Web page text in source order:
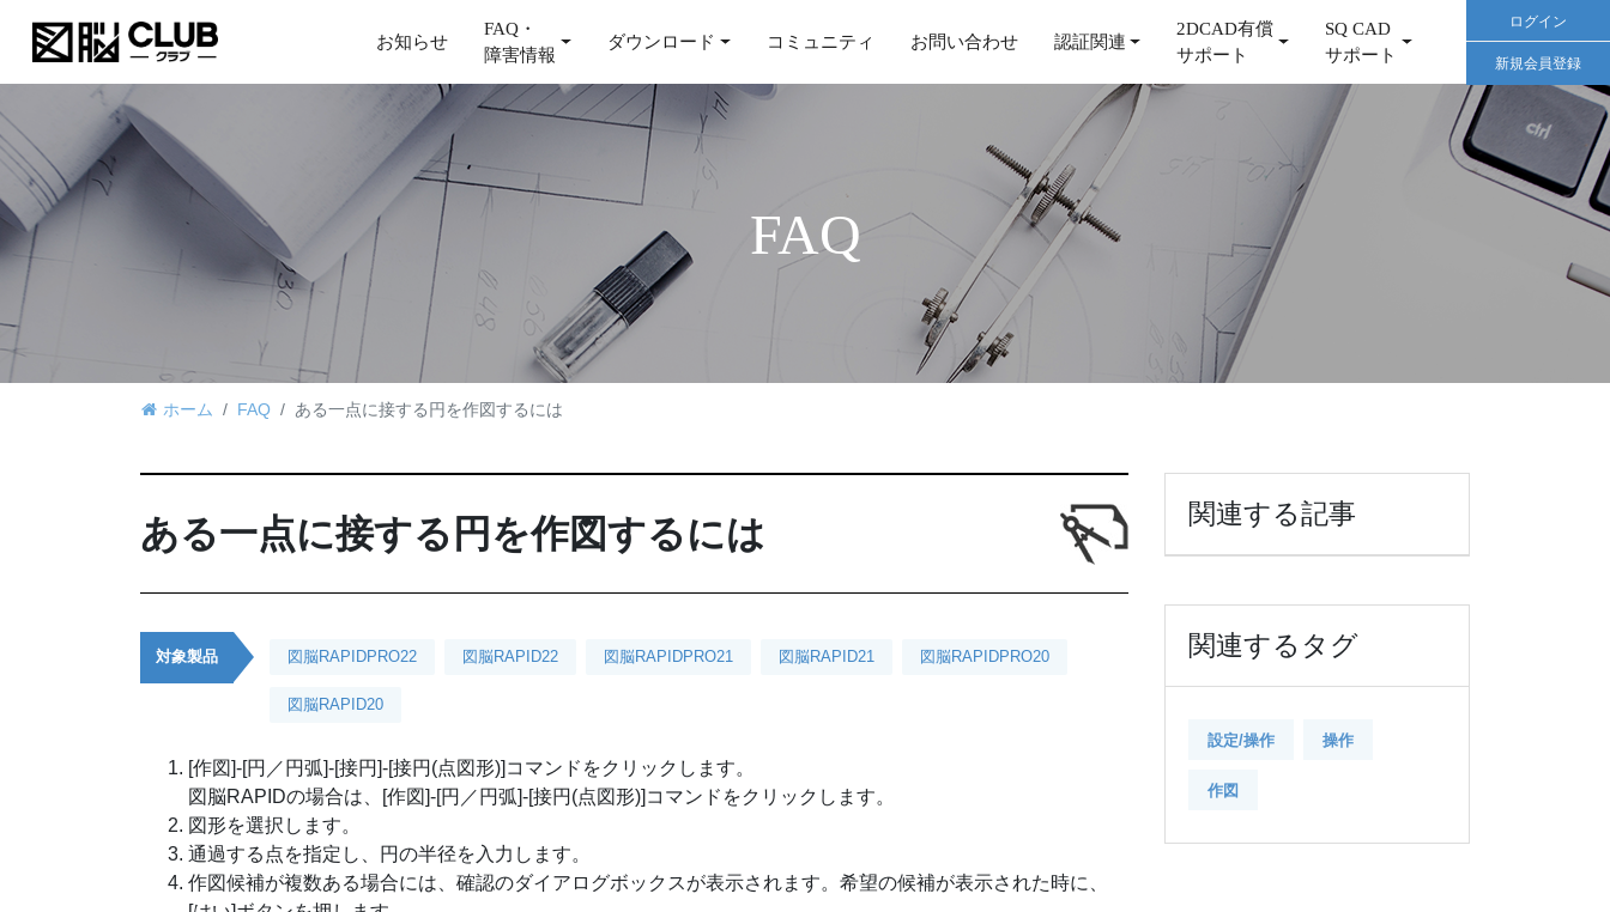
お知らせ
FAQ・
障害情報
ダウンロード コミュニティ お問い合わせ 認証関連
2DCAD有償
サポート
SQ CAD
サポート
ログイン
新規会員登録
FAQ
ホーム FAQ ある一点に接する円を作図するには
ある一点に接する円を作図するには
対象製品 図脳RAPIDPRO22 図脳RAPID22 図脳RAPIDPRO21 図脳RAPID21 図脳RAPIDPRO20
図脳RAPID20
[作図]-[円／円弧]-[接円]-[接円(点図形)]コマンドをクリックします。
図脳RAPIDの場合は、[作図]-[円／円弧]-[接円(点図形)]コマンドをクリックします。
図形を選択します。
通過する点を指定し、円の半径を入力します。
作図候補が複数ある場合には、確認のダイアログボックスが表示されます。希望の候補が表示された時に、
関連する記事
関連するタグ
設定/操作 操作
作図